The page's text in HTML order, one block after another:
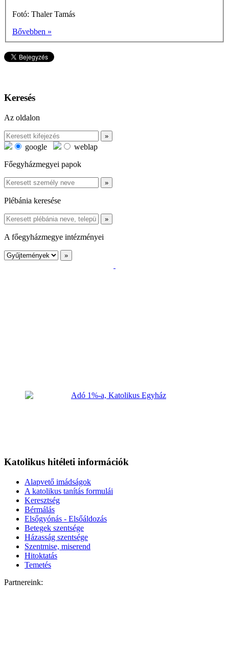
Fotó: Thaler Tamás
Bővebben »
Keresés
Az oldalon
google
weblap
Főegyházmegyei papok
Plébánia keresése
A főegyházmegye intézményei
Katolikus hitéleti információk
Alapvető imádságok
A katolikus tanítás formulái
Keresztség
Bérmálás
Elsőgyónás - Elsőáldozás
Betegek szentsége
Házasság szentsége
Szentmise, miserend
Hitoktatás
Temetés
Partnereink: